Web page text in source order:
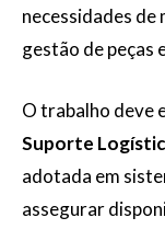
necessidades
gestão de peças
O trabalho deve
Suporte
adotada em
assegurar